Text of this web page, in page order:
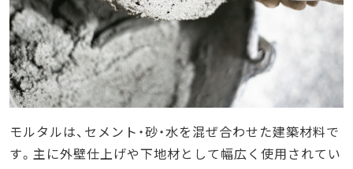
ポイント1. 資格と許可を取得しているか確認す
る
ポイント2. 経験や実績は豊富か確認する
ポイント3. 安全対策は問題ないか確認する
ポイント4. 料金と見積りの透明性を確認する
アスベスト関連の相談は石綿の窓口がおすすめ!
石綿の窓口の特徴
モルタルは、セメント・砂・水を混ぜ合わせた建築材料で
す。主に外壁仕上げや下地材として幅広く使用されてい